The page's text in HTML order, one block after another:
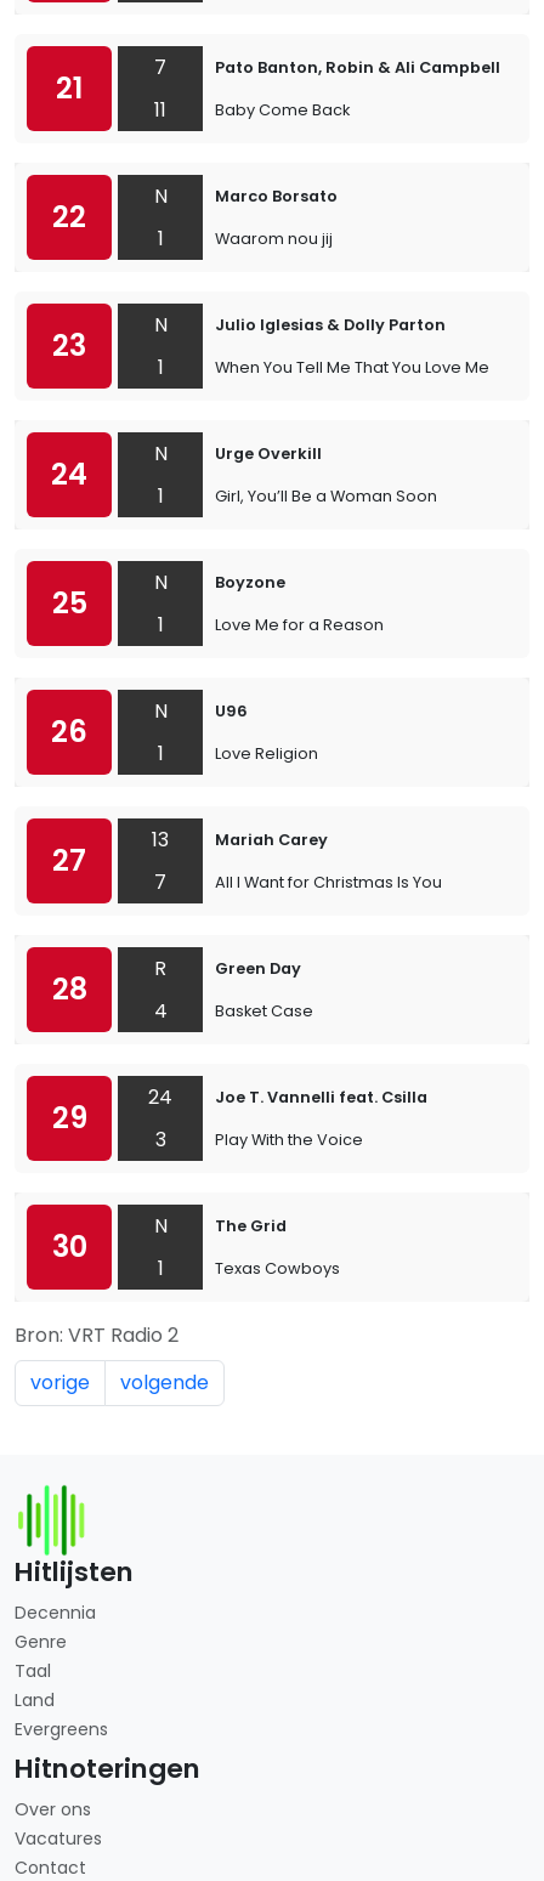
21
7
11
Pato Banton, Robin & Ali Campbell
Baby Come Back
22
N
1
Marco Borsato
Waarom nou jij
23
N
1
Julio Iglesias & Dolly Parton
When You Tell Me That You Love Me
24
N
1
Urge Overkill
Girl, You’ll Be a Woman Soon
25
N
1
Boyzone
Love Me for a Reason
26
N
1
U96
Love Religion
27
13
7
Mariah Carey
All I Want for Christmas Is You
28
R
4
Green Day
Basket Case
29
24
3
Joe T. Vannelli feat. Csilla
Play With the Voice
30
N
1
The Grid
Texas Cowboys
Bron: VRT Radio 2
vorige
volgende
Hitlijsten
Decennia
Genre
Taal
Land
Evergreens
Hitnoteringen
Over ons
Vacatures
Contact